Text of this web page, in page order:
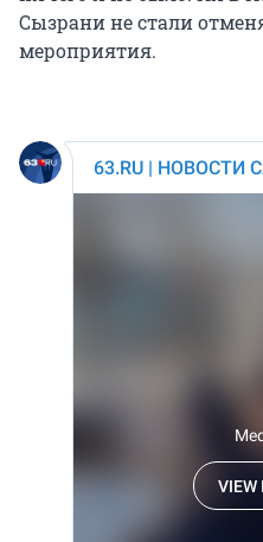
Сызрани не стали
мероприятия.